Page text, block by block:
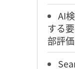
AI
する
部評